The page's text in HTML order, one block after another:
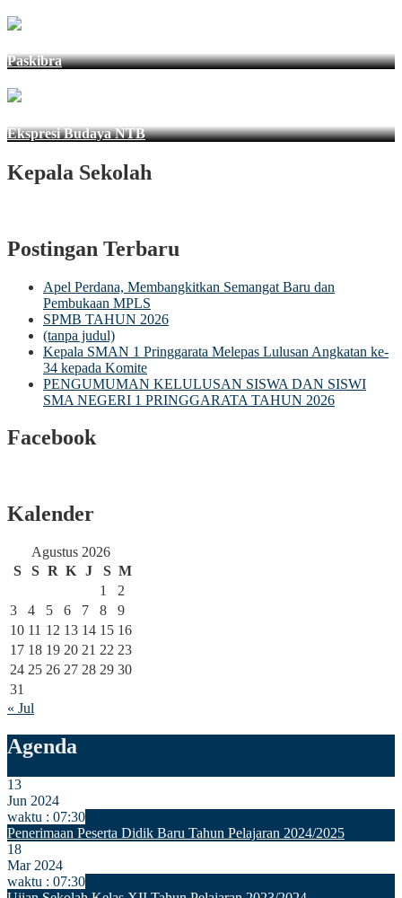
Paskibra
Ekspresi Budaya NTB
Kepala Sekolah
Postingan Terbaru
Apel Perdana, Membangkitkan Semangat Baru dan
Pembukaan MPLS
SPMB TAHUN 2026
(tanpa judul)
Kepala SMAN 1 Pringgarata Melepas Lulusan Angkatan ke-
34 kepada Komite
PENGUMUMAN KELULUSAN SISWA DAN SISWI
SMA NEGERI 1 PRINGGARATA TAHUN 2026
Facebook
Kalender
Agustus 2026
S
S R K J S M
1
2
3
4 5 6 7 8
9
10 11 12 13 14 15 16
17 18 19 20 21 22 23
24 25 26 27 28 29 30
31
« Jul
Agenda
13
Jun 2024
waktu : 07:30
Penerimaan Peserta Didik Baru Tahun Pelajaran 2024/2025
18
Mar 2024
waktu : 07:30